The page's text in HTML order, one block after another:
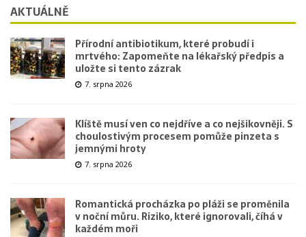
AKTUÁLNĚ
Přírodní antibiotikum, které probudí i
mrtvého: Zapomeňte na lékařský předpis a
uložte si tento zázrak
7. srpna 2026
Klíště musí ven co nejdříve a co nejšikovněji. S
choulostivým procesem pomůže pinzeta s
jemnými hroty
7. srpna 2026
Romantická procházka po pláži se proměnila
v noční můru. Riziko, které ignorovali, číhá v
každém moři